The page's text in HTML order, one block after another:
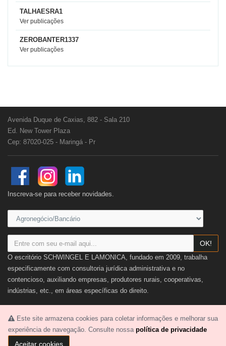
TALHAESRA1
Ver publicações
ZEROBANTER1337
Ver publicações
Este site armazena cookies para coletar informações e melhorar sua
experiência de navegação. Consulte nossa política de privacidade
Aceitar cookies
Avenida Duque de Caxias, 882 - Sala 210
Ed. New Tower Plaza
Cep: 87020-025 - Maringá - Pr
Inscreva-se para receber novidades.
OK!
O escritório SCHWINGEL E LAMONICA, fundado em 2009, trabalha
especificamente com consultoria jurídica administrativa e no
contencioso, auxiliando empresas, produtores rurais, cooperativas,
indústrias, etc., em áreas específicas do direito.
Ver mais